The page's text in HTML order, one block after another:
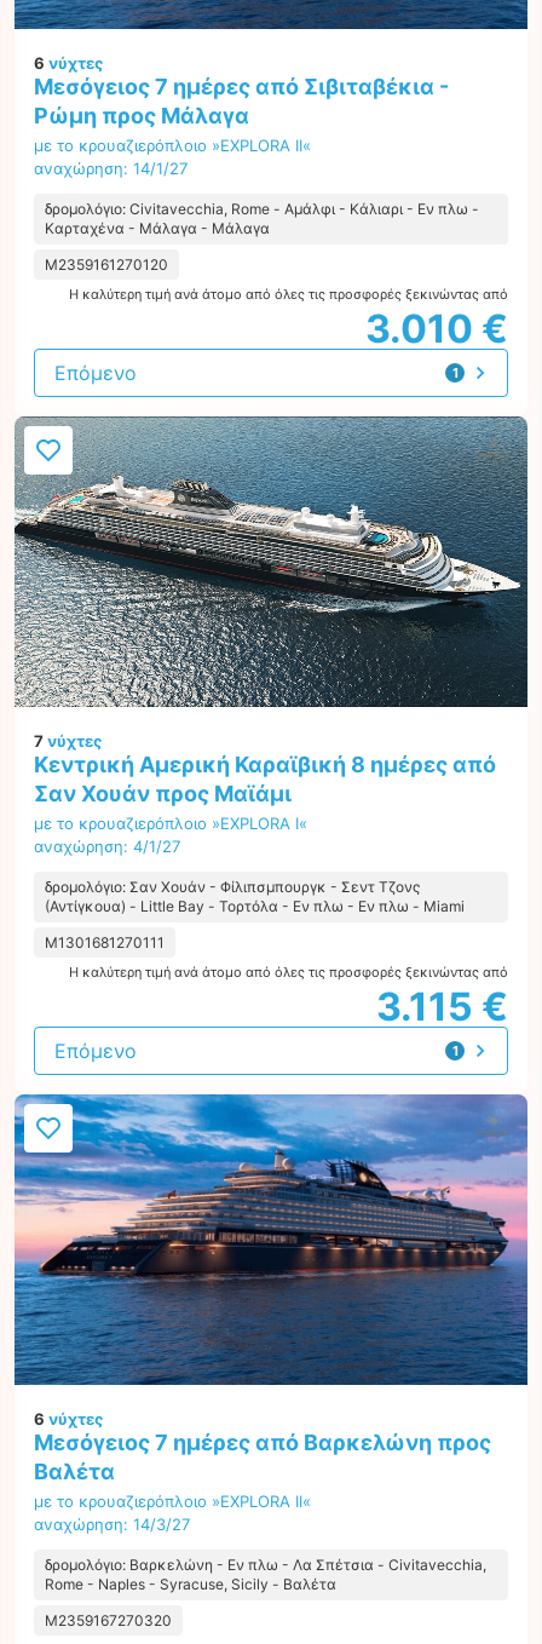
6 νύχτες
Μεσόγειος 7 ημέρες από Σιβιταβέκια -
Ρώμη προς Μάλαγα
με το κρουαζιερόπλοιο »EXPLORA II«
αναχώρηση: 14/1/27
δρομολόγιο: Civitavecchia, Rome - Αμάλφι - Κάλιαρι - Εν πλω -
Καρταχένα - Μάλαγα - Μάλαγα
M2359161270120
Η καλύτερη τιμή ανά άτομο από όλες τις προσφορές ξεκινώντας από
3.010 €
1
προσφορά
Επόμενο
7νύχτες
Κεντρική Αμερική Καραϊβική 8 ημέρες από
Σαν Χουάν προς Μαϊάμι
με το κρουαζιερόπλοιο »EXPLORA I«
αναχώρηση: 4/1/27
δρομολόγιο: Σαν Χουάν - Φίλιπσμπουργκ - Σεντ Τζονς
(Αντίγκουα) - Little Bay - Τορτόλα - Εν πλω - Εν πλω - Miami
M1301681270111
Η καλύτερη τιμή ανά άτομο από όλες τις προσφορές ξεκινώντας από
3.115 €
1
προσφορά
Επόμενο
6 νύχτες
Μεσόγειος 7 ημέρες από Βαρκελώνη προς
Βαλέτα
με το κρουαζιερόπλοιο »EXPLORA II«
αναχώρηση: 14/3/27
δρομολόγιο: Βαρκελώνη - Εν πλω - Λα Σπέτσια - Civitavecchia,
Rome - Naples - Syracuse, Sicily - Βαλέτα
M2359167270320